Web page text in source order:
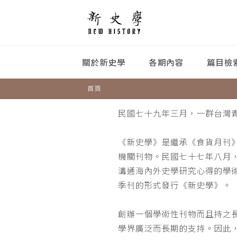
關於新史學 各期內容 篇目檢
首頁
民國七十九年三月，一群台
《新史學》是繼承《食貨月
機關刊物。民國七十七年八月
溝通海內外史學研究心得的學
季刊的形式發行《新史學》。
創辦一個學術性刊物而且持之
學界廣泛而長期的支持。因此